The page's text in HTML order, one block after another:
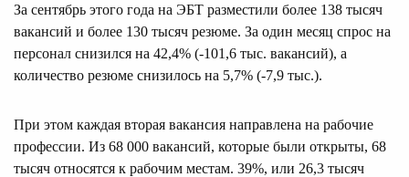
За сентябрь этого года на ЭБТ разместили более 138 тысяч
вакансий и более 130 тысяч резюме. За один месяц спрос на
персонал снизился на 42,4% (-101,6 тыс. вакансий), а
количество резюме снизилось на 5,7% (-7,9 тыс.).
При этом каждая вторая вакансия направлена на рабочие
профессии. Из 68 000 вакансий, которые были открыты, 68
тысяч относятся к рабочим местам. 39%, или 26,3 тысяч